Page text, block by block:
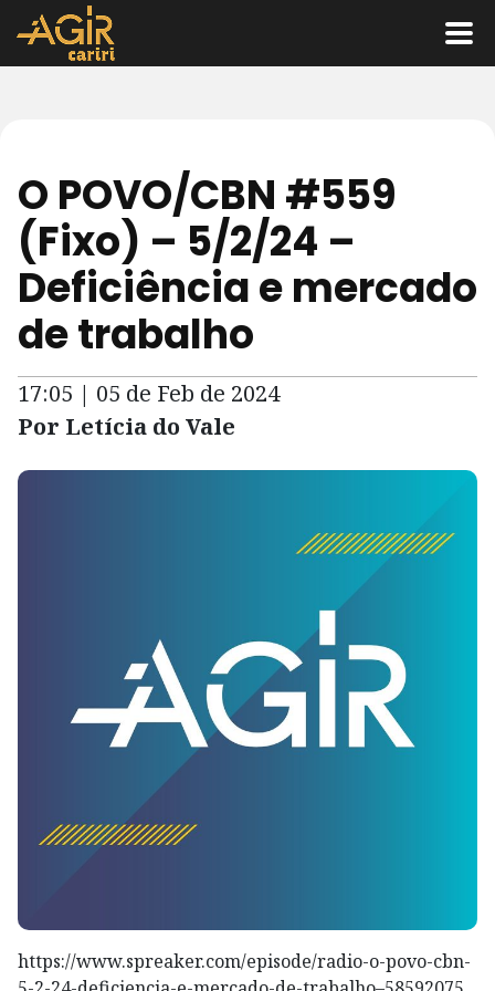
O POVO/CBN #559
(Fixo) – 5/2/24 –
Deficiência e mercado
de trabalho
17:05 | 05 de Feb de 2024
Por Letícia do Vale
https://www.spreaker.com/episode/radio-o-povo-cbn-